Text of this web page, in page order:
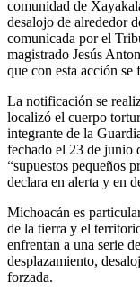
comunidad de
desalojo de alrededor
comunicada por el
magistrado Jesús
que con esta acción
La notificación se
localizó el cuerpo
integrante de la
fechado el 23 de junio
“supuestos pequeños
declara en alerta y en
Michoacán es
de la tierra y el
enfrentan a una serie
desplazamiento,
forzada.